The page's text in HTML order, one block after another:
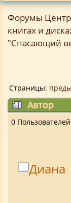
Форумы
книгах и
"Спасающий
Страницы:
Автор
книге
90444 раз)
0
Диана